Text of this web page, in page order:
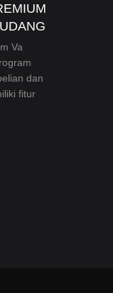
Va
dan
fitur